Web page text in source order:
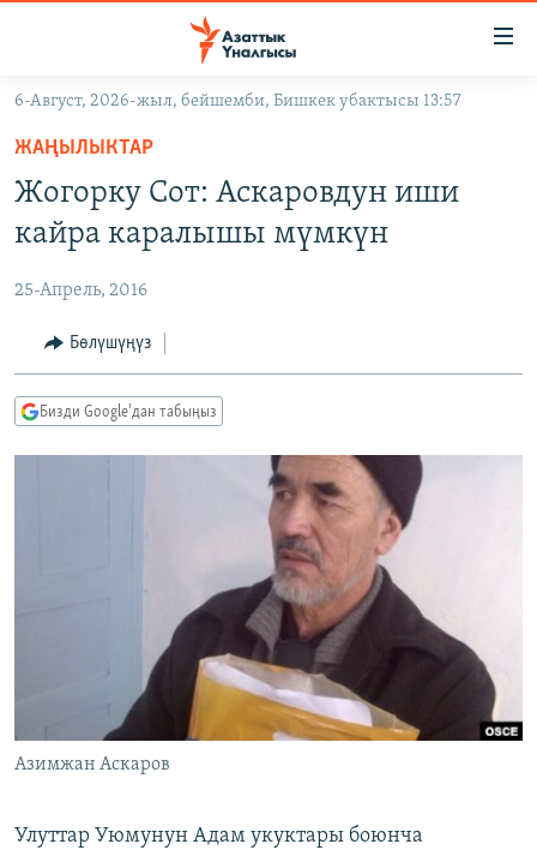
Навигацияга
өтүңүз
Издөөгө
салыңызКЫРГЫЗСТАН
ЭКОНОМИКА
МАДАНИЯТ
БОРБОР АЗИЯ
УКРАИНА
АТАЙЫН ИЛИКТӨӨ
ТВ ПРОГРАММАЛАР
ЭКСПЕРТТЕР ТАЛДАЙТ
ЫҢГАЙСЫЗ СУРООЛОР
ӨЗГӨЧӨ ПИКИР
ЭЕ/АРнун бардык сайттары
6-Август, 2026-жыл, бейшемби, Бишкек убактысы 13:57
ЖАҢЫЛЫКТАР
Жогорку Сот: Аскаровдун иши
кайра каралышы мүмкүн
25-Апрель, 2016
Бөлүшүңүз
Бизди Google'дан табыңыз
Азимжан Аскаров
Улуттар Уюмунун Адам укуктары боюнча